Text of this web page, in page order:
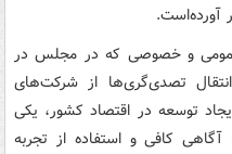
آورده‌است.
و خصوصی که در مجلس در
تصدی‌گری‌ها از شرکت‌های
توسعه در اقتصاد کشور، یکی
کافی و استفاده از تجربه